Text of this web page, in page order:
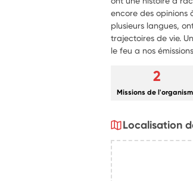
encore des
plusieurs langues,
trajectoires de vie.
le feu a nos
2
Missions de
Localisation